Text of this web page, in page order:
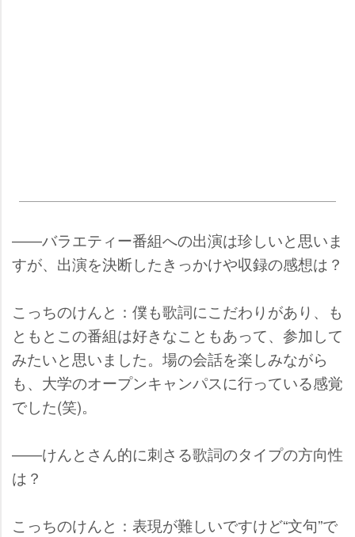
――バラエティー番組への出演は珍しいと思いま
すが、出演を決断したきっかけや収録の感想は？
こっちのけんと：僕も歌詞にこだわりがあり、も
ともとこの番組は好きなこともあって、参加して
みたいと思いました。場の会話を楽しみながら
も、大学のオープンキャンパスに行っている感覚
でした(笑)。
――けんとさん的に刺さる歌詞のタイプの方向性
は？
こっちのけんと：表現が難しいですけど“文句”で